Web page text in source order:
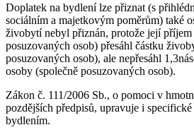
Doplatek na bydlení lze přiznat (s
sociálním a majetkovým poměrům) také
živobytí nebyl přiznán, protože její příjem
posuzovaných osob) přesáhl částku
posuzovaných osob), ale nepřesáhl
osoby (společně posuzovaných osob).
Zákon č. 111/2006 Sb., o pomoci v
pozdějších předpisů, upravuje i specifické
bydlením.